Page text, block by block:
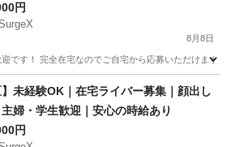
円
8月8日
です！ 完全在宅なのでご自宅から応募いただけま
顔出し
】未経験OK｜在宅ライバー募集｜顔出し
婦・学生歓迎｜安心の時給あり
円